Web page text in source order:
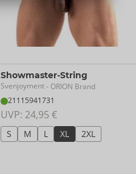
Showmaster-String
Svenjoyment- ORION Brand
21115941731
UVP: 24,95 €
S M L XL 2XL